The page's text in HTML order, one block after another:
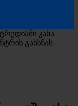
კახა
გახსნას